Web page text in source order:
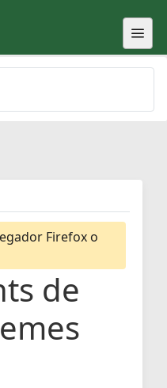
Firefox o
de